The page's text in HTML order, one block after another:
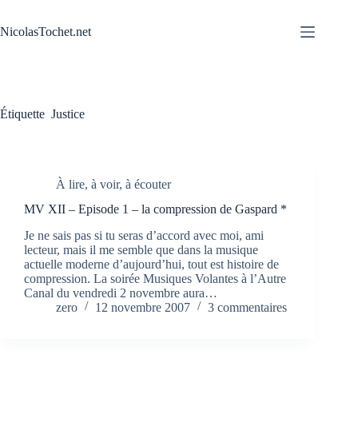
contenu
NicolasTochet.net
Étiquette Justice
À lire, à voir, à écouter
MV XII – Episode 1 – la compression de Gaspard *
Je ne sais pas si tu seras d’accord avec moi, ami
lecteur, mais il me semble que dans la musique
actuelle moderne d’aujourd’hui, tout est histoire de
compression. La soirée Musiques Volantes à l’Autre
Canal du vendredi 2 novembre aura…
zero
12 novembre 2007 3 commentaires